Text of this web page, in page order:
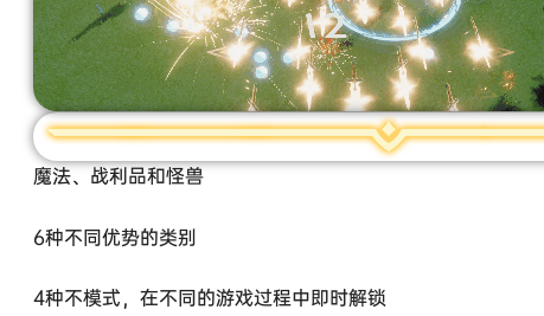
魔法、战利品和怪兽
6种不同优势的类别
4种不模式，在不同的游戏过程中即时解锁